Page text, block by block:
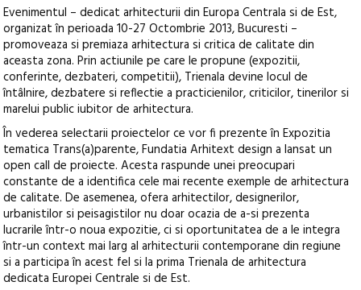
Evenimentul – dedicat arhitecturii din Europa Centrala si de Est,
organizat în perioada 10-27 Octombrie 2013, Bucuresti –
promoveaza si premiaza arhitectura si critica de calitate din
aceasta zona. Prin actiunile pe care le propune (expozitii,
conferinte, dezbateri, competitii), Trienala devine locul de
întâlnire, dezbatere si reflectie a practicienilor, criticilor, tinerilor si
marelui public iubitor de arhitectura.
În vederea selectarii proiectelor ce vor fi prezente în Expozitia
tematica Trans(a)parente, Fundatia Arhitext design a lansat un
open call de proiecte. Acesta raspunde unei preocupari
constante de a identifica cele mai recente exemple de arhitectura
de calitate. De asemenea, ofera arhitectilor, designerilor,
urbanistilor si peisagistilor nu doar ocazia de a-si prezenta
lucrarile într-o noua expozitie, ci si oportunitatea de a le integra
într-un context mai larg al arhitecturii contemporane din regiune
si a participa în acest fel si la prima Trienala de arhitectura
dedicata Europei Centrale si de Est.